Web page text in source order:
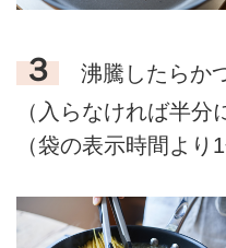
３
沸騰したらか
（入らなければ半
（袋の表示時間より